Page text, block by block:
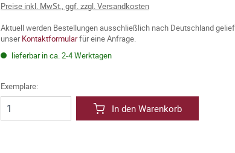
Preise inkl. MwSt., ggf. zzgl. Versandkosten
Aktuell werden Bestellungen ausschließlich nach Deutschland
unserKontaktformularfür eine Anfrage.
lieferbar in ca. 2-4 Werktagen
Exemplare:
In den Warenkorb